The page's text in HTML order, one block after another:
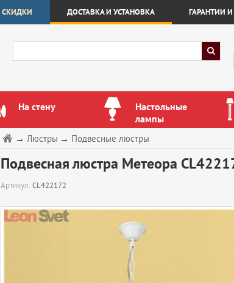
СКИДКИ ДОСТАВКА И УСТАНОВКА ГАРАНТИИ
На стену
Настольные
лампы
→ Подвесные люстры
→Люстры
Подвесная люстра Метеора
Артикул:CL422172